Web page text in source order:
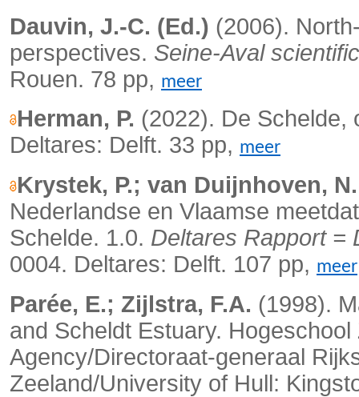
Dauvin, J.-C. (Ed.) (2006).
perspectives. Seine-Aval
Rouen. 78 pp, meer
Herman, P. (2022). De Schelde,
Deltares: Delft. 33 pp, meer
Krystek, P.; van Duijnhoven, N.
Nederlandse en Vlaamse
Schelde. 1.0. Deltares Rapport =
0004. Deltares: Delft. 107 pp, meer
Parée, E.; Zijlstra, F.A. (1998).
and Scheldt Estuary.
Agency/Directoraat-generaal
Zeeland/University of Hull: